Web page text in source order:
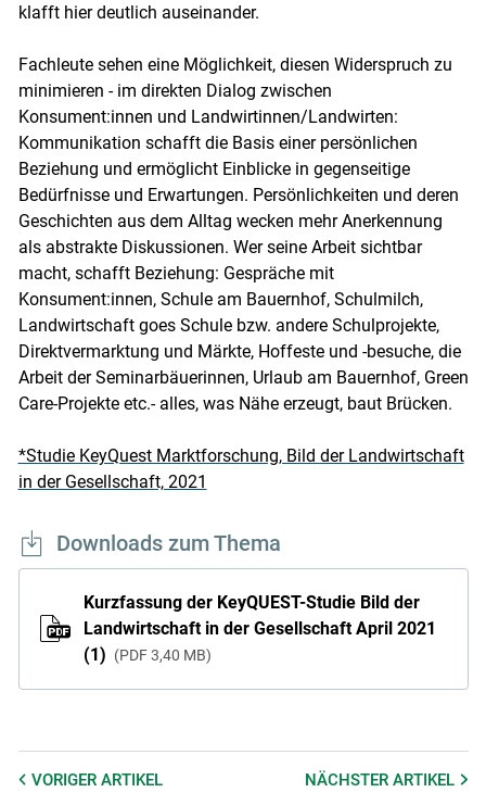
klafft hier deutlich auseinander.
Fachleute sehen eine Möglichkeit, diesen Widerspruch zu
minimieren - im direkten Dialog zwischen
Konsument:innen und Landwirtinnen/Landwirten:
Kommunikation schafft die Basis einer persönlichen
Beziehung und ermöglicht Einblicke in gegenseitige
Bedürfnisse und Erwartungen. Persönlichkeiten und deren
Geschichten aus dem Alltag wecken mehr Anerkennung
als abstrakte Diskussionen. Wer seine Arbeit sichtbar
macht, schafft Beziehung: Gespräche mit
Konsument:innen, Schule am Bauernhof, Schulmilch,
Landwirtschaft goes Schule bzw. andere Schulprojekte,
Direktvermarktung und Märkte, Hoffeste und -besuche, die
Arbeit der Seminarbäuerinnen, Urlaub am Bauernhof, Green
Care-Projekte etc.- alles, was Nähe erzeugt, baut Brücken.
*Studie KeyQuest Marktforschung, Bild der Landwirtschaft
in der Gesellschaft, 2021
Downloads zum Thema
Kurzfassung der KeyQUEST-Studie Bild der
Landwirtschaft in der Gesellschaft April 2021
(1)
PDF 3,40 MB
VORIGER ARTIKEL NÄCHSTERARTIKEL